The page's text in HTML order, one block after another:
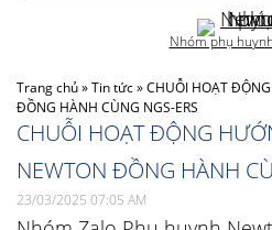
Trang chủ»Tin tức»CHUỖI HOẠT
ĐỒNG HÀNH CÙNG NGS-ERS
CHUỖI HOẠT ĐỘNG
NEWTON ĐỒNG HÀNH
23/03/2025 07:05 AM
Nhóm phụ